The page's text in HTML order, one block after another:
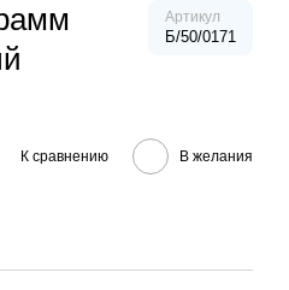
Артикул
Б/50/0171
К сравнению В желания